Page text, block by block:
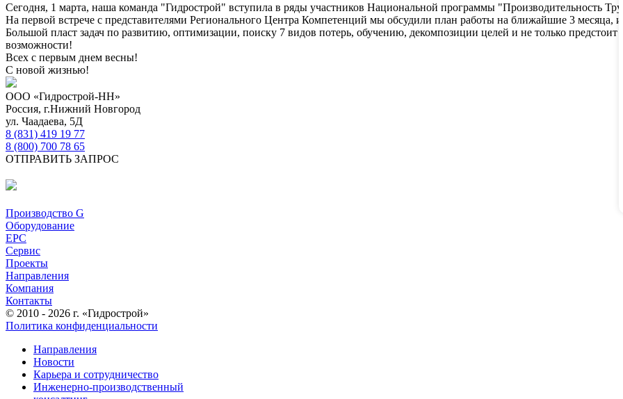
Сегодня, 1 марта, наша команда "Гидрострой" вступила в ряды участников Национальной программы "Производительность
На первой встрече с представителями Регионального Центра Компетенций мы обсудили план работы на ближайшие 3 месяца,
Большой пласт задач по развитию, оптимизации, поиску 7 видов потерь, обучению, декомпозиции целей и не только
возможности!
Всех с первым днем весны!
С новой жизнью!
ООО «Гидрострой-НН»
Россия, г.Нижний Новгород
ул. Чаадаева, 5Д
8 (831) 419 19 77
8 (800) 700 78 65
ОТПРАВИТЬ ЗАПРОС
Производство G
Оборудование
EPC
Сервис
Проекты
Направления
Компания
Контакты
© 2010 - 2026 г. «Гидрострой»
Политика конфиденциальности
Направления
Новости
Карьера и сотрудничество
Инженерно-производственный